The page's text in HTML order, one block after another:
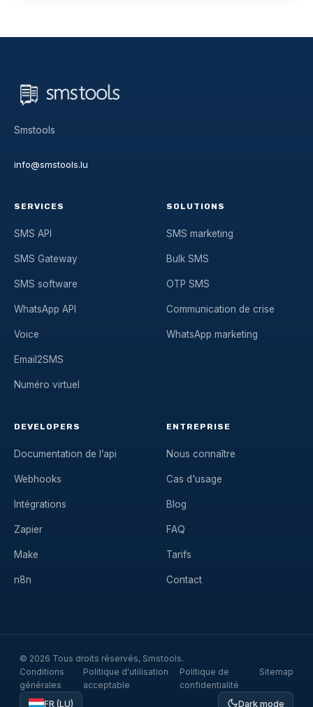
Smstools
info@smstools.lu
SERVICES
SMS API
SMS Gateway
SMS software
WhatsApp API
Voice
Email2SMS
Numéro virtuel
SOLUTIONS
SMS marketing
Bulk SMS
OTP SMS
Communication de crise
WhatsApp marketing
DEVELOPERS
Documentation de l’api
Webhooks
Intégrations
Zapier
Make
n8n
ENTREPRISE
Nous connaître
Cas d'usage
Blog
FAQ
Tarifs
Contact
© 2026 Tous droits réservés, Smstools.
Conditions
générales
Politique d'utilisation
acceptable
Politique de
confidentialité
Sitemap
FR (LU) Dark mode